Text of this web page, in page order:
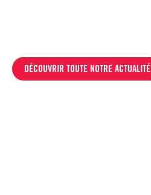
DÉCOUVRIR TOUTE NOTRE ACTUALITÉ